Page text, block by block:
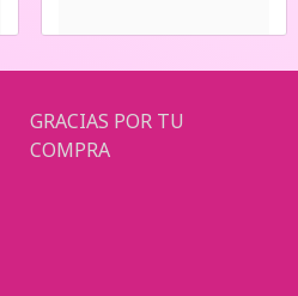
GRACIAS POR TU
COMPRA